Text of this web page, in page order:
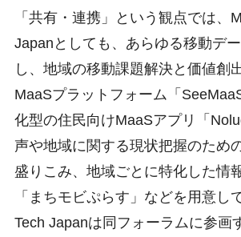
「共有・連携」という観点では、
Japanとしても、あらゆる移動デ
し、地域の移動課題解決と価値創
MaaSプラットフォーム「
化型の住民向けMaaSアプリ「
声や地域に関する現状把握のため
盛りこみ、地域ごとに特化した情
「まちモビぷらす」などを用意し
Tech Japanは同フォーラムに参画